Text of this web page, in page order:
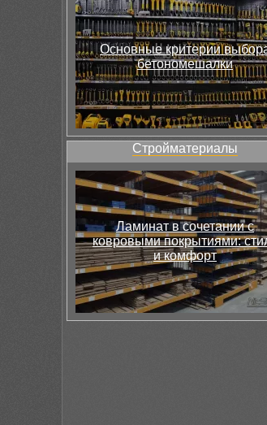
Основные критерии
бетономешалки
Стройматериалы
Ламинат в сочетании с
ковровыми покрытиями:
и комфорт